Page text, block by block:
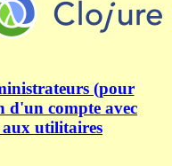
(pour
d'un compte avec
aux utilitaires